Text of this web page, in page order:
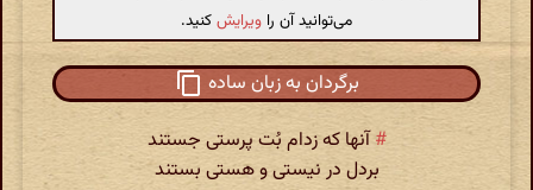
می‌توانید آن را ویرایشکنید.
برگردان به زبان ساده
#آنها که زدام بُت پرستی جستند
بردل در نیستی و هستی بستند